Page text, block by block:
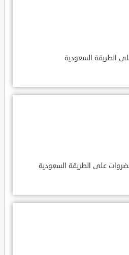
الطريقة السعودية
على الطريقة السعودية